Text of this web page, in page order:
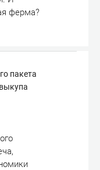
ферма?
пакета